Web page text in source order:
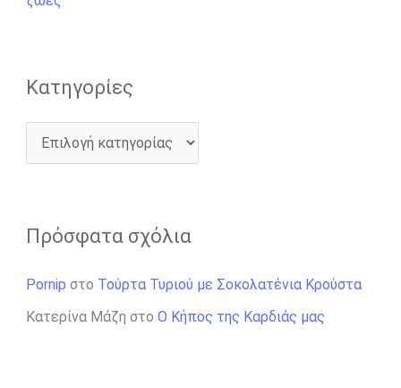
Kατηγορίες
Πρόσφατα σχόλια
Pornip στο Τούρτα Τυριού με Σοκολατένια Κρούστα
Κατερίνα Μάζη στο Ο Κήπος της Καρδιάς μας